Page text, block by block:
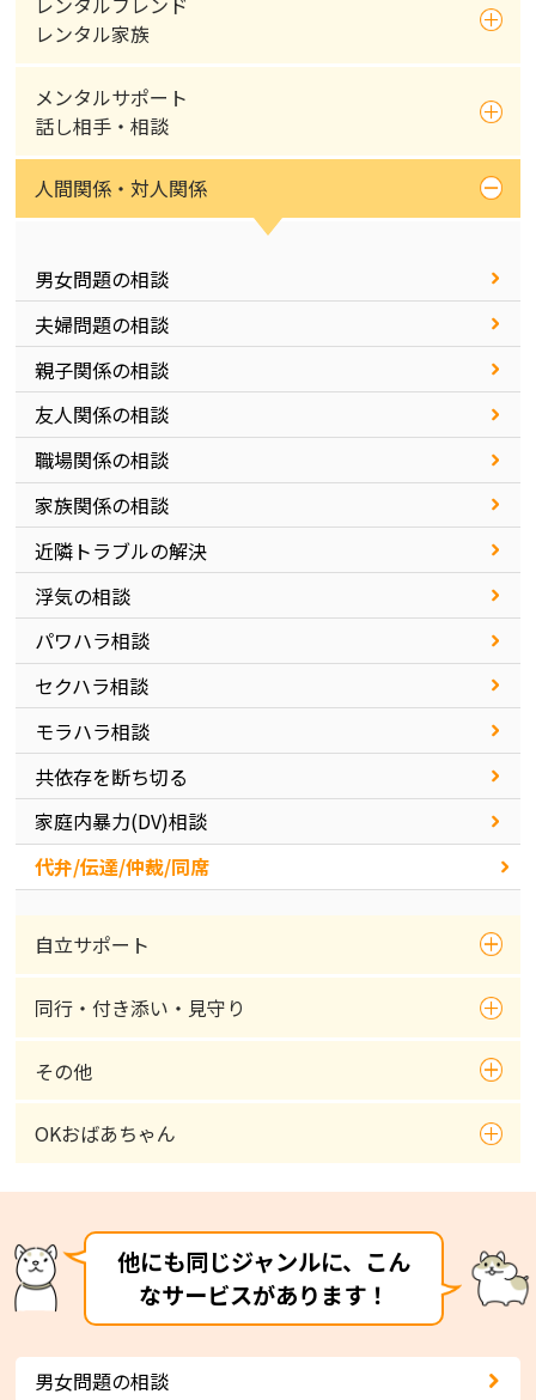
レンタル家族
メンタルサポート
話し相手・相談
人間関係・対人関係
男女問題の相談
夫婦問題の相談
親子関係の相談
友人関係の相談
職場関係の相談
家族関係の相談
近隣トラブルの解決
浮気の相談
パワハラ相談
セクハラ相談
モラハラ相談
共依存を断ち切る
家庭内暴力(DV)相談
代弁/伝達/仲裁/同席
自立サポート
同行・付き添い・見守り
その他
OKおばあちゃん
他にも同じジャンルに、こん
なサービスがあります！
男女問題の相談